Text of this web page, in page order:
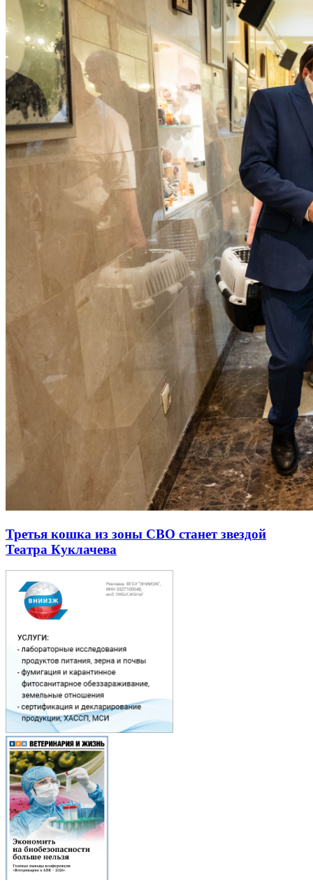
Третья кошка из зоны СВО станет звездой
Театра Куклачева